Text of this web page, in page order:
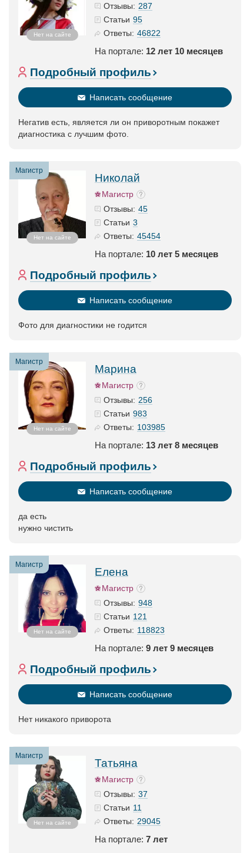
Нет на сайте
Отзывы: 287
Статьи 95
Ответы: 46822
На портале: 12 лет 10 месяцев
Подробный профиль
Написать сообщение
Негатив есть, является ли он приворотным покажет
диагностика с лучшим фото.
Магистр
Нет на сайте
Николай
Магистр
Отзывы: 45
Статьи 3
Ответы: 45454
На портале: 10 лет 5 месяцев
Подробный профиль
Написать сообщение
Фото для диагностики не годится
Магистр
Нет на сайте
Марина
Магистр
Отзывы: 256
Статьи 983
Ответы: 103985
На портале: 13 лет 8 месяцев
Подробный профиль
Написать сообщение
да есть
нужно чистить
Магистр
Нет на сайте
Елена
Магистр
Отзывы: 948
Статьи 121
Ответы: 118823
На портале: 9 лет 9 месяцев
Подробный профиль
Написать сообщение
Нет никакого приворота
Магистр
Нет на сайте
Татьяна
Магистр
Отзывы: 37
Статьи 11
Ответы: 29045
На портале: 7 лет